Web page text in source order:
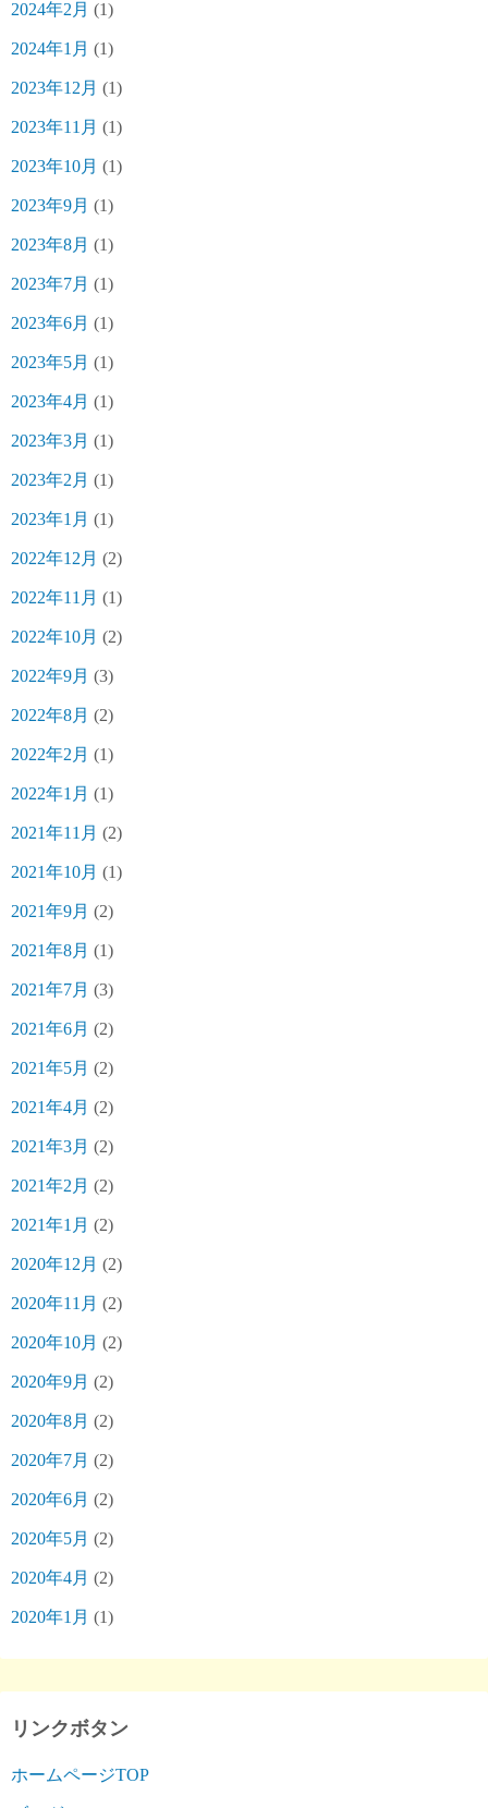
2024年2月 (1)
2024年1月 (1)
2023年12月 (1)
2023年11月 (1)
2023年10月 (1)
2023年9月 (1)
2023年8月 (1)
2023年7月 (1)
2023年6月 (1)
2023年5月 (1)
2023年4月 (1)
2023年3月 (1)
2023年2月 (1)
2023年1月 (1)
2022年12月 (2)
2022年11月 (1)
2022年10月 (2)
2022年9月 (3)
2022年8月 (2)
2022年2月 (1)
2022年1月 (1)
2021年11月 (2)
2021年10月 (1)
2021年9月 (2)
2021年8月 (1)
2021年7月 (3)
2021年6月 (2)
2021年5月 (2)
2021年4月 (2)
2021年3月 (2)
2021年2月 (2)
2021年1月 (2)
2020年12月 (2)
2020年11月 (2)
2020年10月 (2)
2020年9月 (2)
2020年8月 (2)
2020年7月 (2)
2020年6月 (2)
2020年5月 (2)
2020年4月 (2)
2020年1月 (1)
リンクボタン
ホームページTOP